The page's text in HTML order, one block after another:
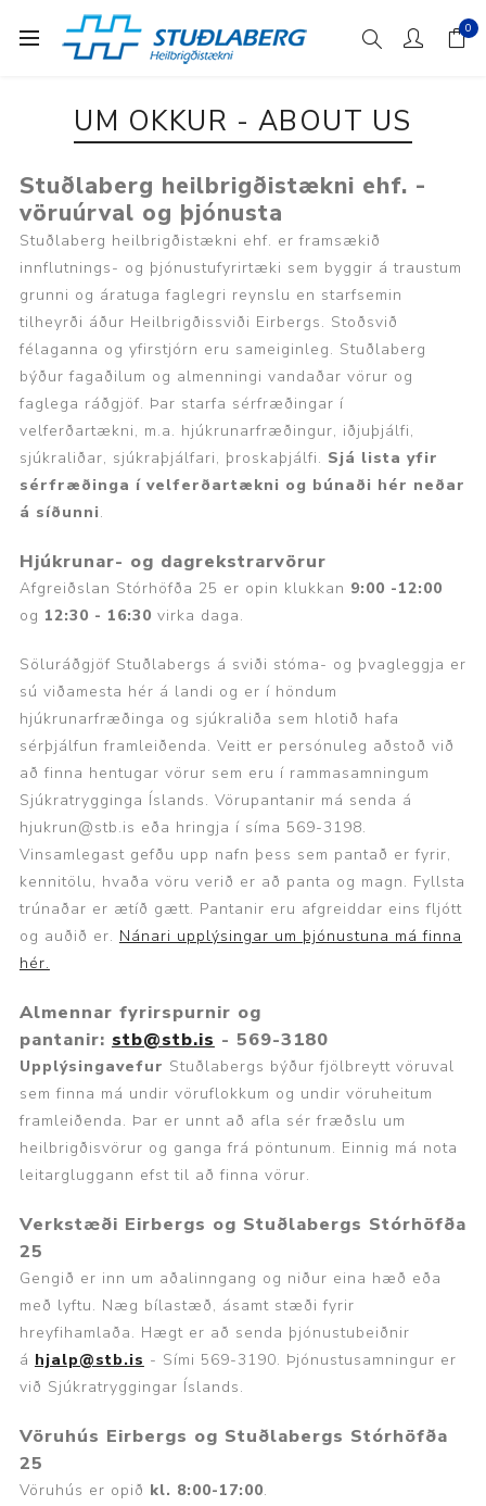
0
UM OKKUR - ABOUT US
Stuðlaberg heilbrigðistækni ehf. -
vöruúrval og þjónusta
Stuðlaberg heilbrigðistækni ehf. er framsækið
innflutnings- og þjónustufyrirtæki sem byggir á traustum
grunni og áratuga faglegri reynslu en starfsemin
tilheyrði áður Heilbrigðissviði Eirbergs. Stoðsvið
félaganna og yfirstjórn eru sameiginleg. Stuðlaberg
býður fagaðilum og almenningi vandaðar vörur og
faglega ráðgjöf. Þar starfa sérfræðingar í
velferðartækni, m.a. hjúkrunarfræðingur, iðjuþjálfi,
sjúkraliðar, sjúkraþjálfari, þroskaþjálfi. Sjá lista yfir
sérfræðinga í velferðartækni og búnaði hér neðar
á síðunni.
Hjúkrunar- og dagrekstrar­vörur
Afgreiðslan Stórhöfða 25 er opin klukkan 9:00 -12:00
og 12:30 - 16:30 virka daga.
Söluráðgjöf Stuðlabergs á sviði stóma- og þvagleggja er
sú viðamesta hér á landi og er í höndum
hjúkrunarfræðinga og sjúkraliða sem hlotið hafa
sérþjálfun framleiðenda. Veitt er persónuleg aðstoð við
að finna hentugar vörur sem eru í rammasamningum
Sjúkratrygginga Íslands. Vörupantanir má senda á
hjukrun@stb.is eða hringja í síma 569-3198.
Vinsamlegast gefðu upp nafn þess sem pantað er fyrir,
kennitölu, hvaða vöru verið er að panta og magn. Fyllsta
trúnaðar er ætíð gætt. Pantanir eru afgreiddar eins fljótt
og auðið er. Nánari upplýsingar um þjónustuna má finna
hér.
Almennar fyrirspurnir og
pantanir: stb@stb.is - 569-3180
Upplýsingavefur Stuðlabergs býður fjölbreytt vöruval
sem finna má undir vöruflokkum og undir vöruheitum
framleiðenda. Þar er unnt að afla sér fræðslu um
heilbrigðisvörur og ganga frá pöntunum. Einnig má nota
leitargluggann efst til að finna vörur.
Verkstæði Eirbergs og Stuðlabergs Stórhöfða
25
Gengið er inn um aðalinngang og niður eina hæð eða
með lyftu. Næg bílastæð, ásamt stæði fyrir
hreyfihamlaða. Hægt er að senda þjónustubeiðnir
á hjalp@stb.is - Sími 569-3190. Þjónustusamningur er
við Sjúkratryggingar Íslands.
Vöruhús Eirbergs og Stuðlabergs Stórhöfða
25
Vöruhús er opið kl. 8:00-17:00.